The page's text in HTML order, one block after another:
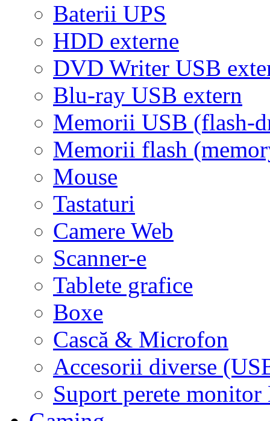
Baterii UPS
HDD externe
DVD Writer USB
Blu-ray USB extern
Memorii USB (flash-
Memorii flash
Mouse
Tastaturi
Camere Web
Scanner-e
Tablete grafice
Boxe
Cască & Microfon
Accesorii diverse
Suport perete